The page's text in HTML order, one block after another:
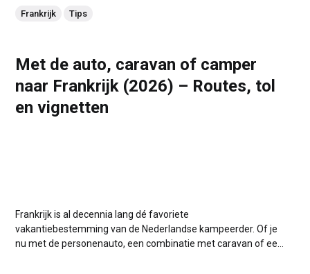
Frankrijk Tips
Met de auto, caravan of camper
naar Frankrijk (2026) – Routes, tol
en vignetten
Frankrijk is al decennia lang dé favoriete
vakantiebestemming van de Nederlandse kampeerder. Of je
nu met de personenauto, een combinatie met caravan of een